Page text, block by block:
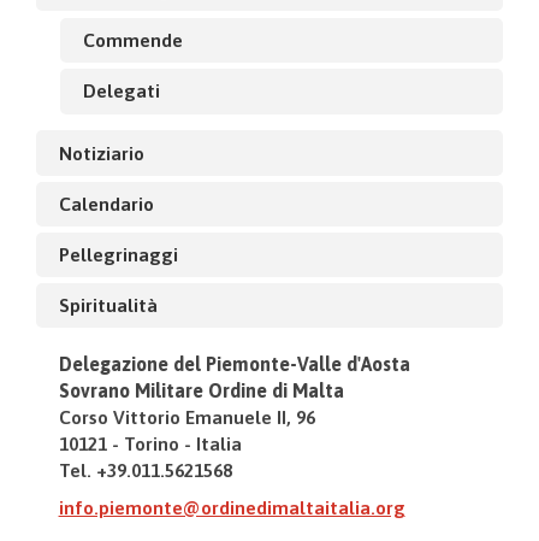
Commende
Delegati
Notiziario
Calendario
Pellegrinaggi
Spiritualità
Delegazione del Piemonte-Valle d'Aosta
Sovrano Militare Ordine di Malta
Corso Vittorio Emanuele II, 96
10121 - Torino - Italia
Tel. +39.011.5621568
info.piemonte@ordinedimaltaitalia.org